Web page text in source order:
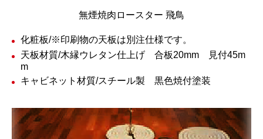
無煙焼肉ロースター 飛鳥
化粧板/※印刷物の天板は別注仕様です。
天板材質/木縁ウレタン仕上げ 合板20mm 見付45m
m
キャビネット材質/スチール製 黒色焼付塗装